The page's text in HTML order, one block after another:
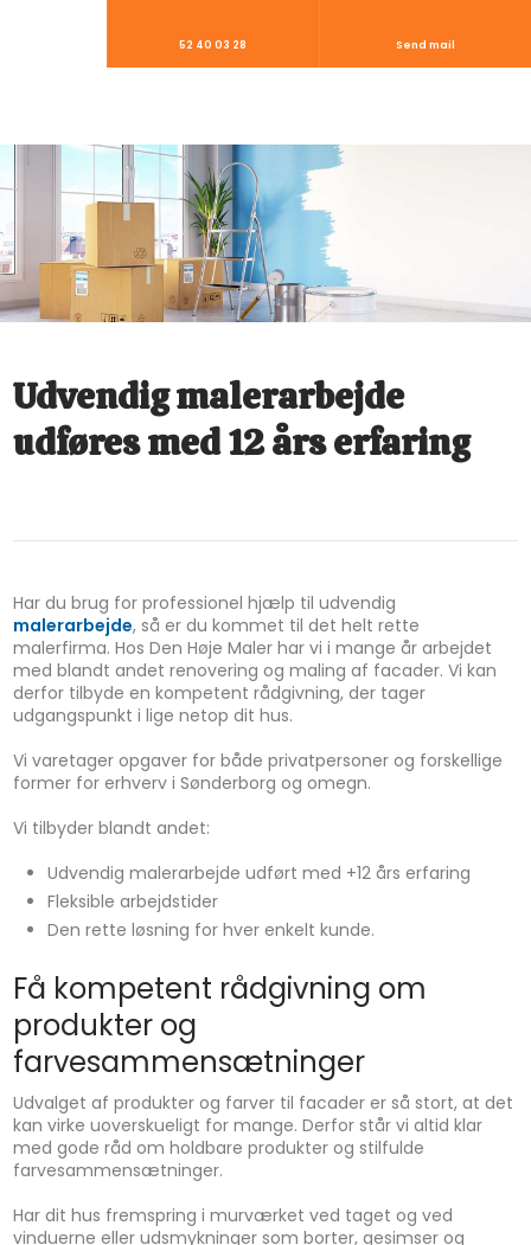
52 40 03 28 Send mail
Udvendig malerarbejde
udføres med 12 års erfaring
Har du brug for professionel hjælp til udvendig
malerarbejde, så er du kommet til det helt rette
malerfirma. Hos Den Høje Maler har vi i mange år arbejdet
med blandt andet renovering og maling af facader. Vi kan
derfor tilbyde en kompetent rådgivning, der tager
udgangspunkt i lige netop dit hus.
Vi varetager opgaver for både privatpersoner og forskellige
former for erhverv i Sønderborg og omegn.
Vi tilbyder blandt andet:
Udvendig malerarbejde udført med +12 års erfaring
Fleksible arbejdstider
Den rette løsning for hver enkelt kunde.
Få kompetent rådgivning om
produkter og
farvesammensætninger
Udvalget af produkter og farver til facader er så stort, at det
kan virke uoverskueligt for mange. Derfor står vi altid klar
med gode råd om holdbare produkter og stilfulde
farvesammensætninger.
Har dit hus fremspring i murværket ved taget og ved
vinduerne eller udsmykninger som borter, gesimser og